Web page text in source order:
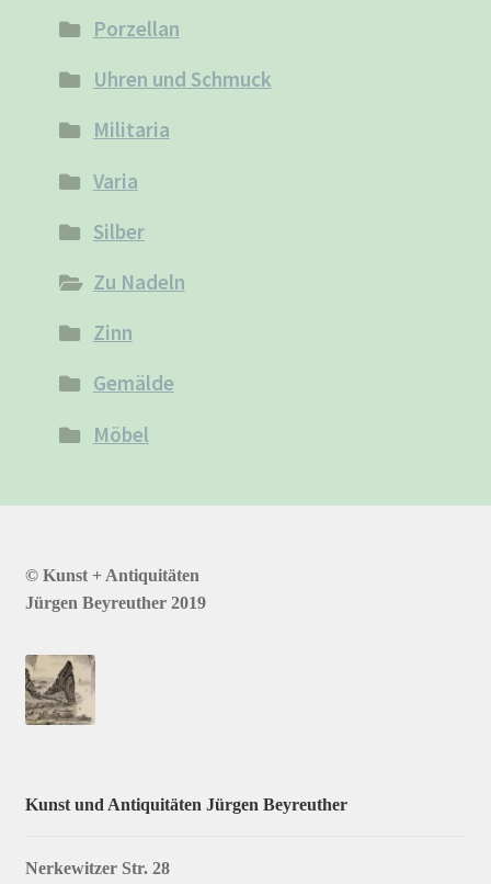
Porzellan
Uhren und Schmuck
Militaria
Varia
Silber
Zu Nadeln
Zinn
Gemälde
Möbel
© Kunst + Antiquitäten
Jürgen Beyreuther 2019
Kunst und Antiquitäten Jürgen Beyreuther
Nerkewitzer Str. 28